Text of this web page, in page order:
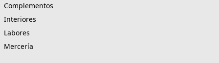
Complementos
Interiores
Labores
Mercería